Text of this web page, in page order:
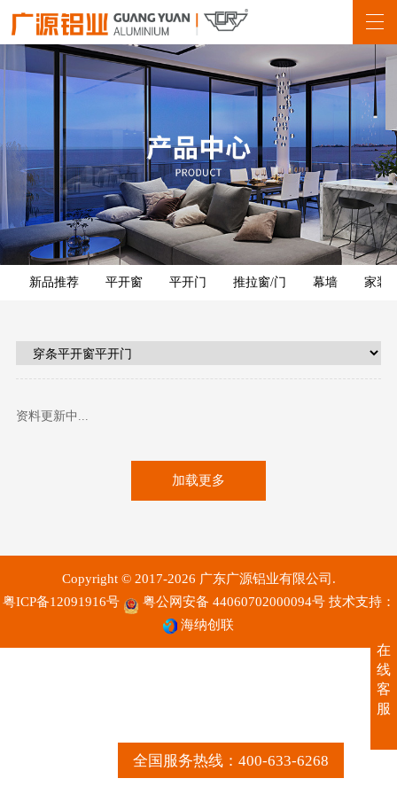
全国服务热线：400-633-6268
新品推荐 平开窗 平开门 推拉窗/门 幕墙 家装
资料更新中...
加载更多
Copyright © 2017-2026 广东广源铝业有限公司.
粤ICP备12091916号
粤公网安备 44060702000094号 技术支持：
海纳创联
在
线
客
服